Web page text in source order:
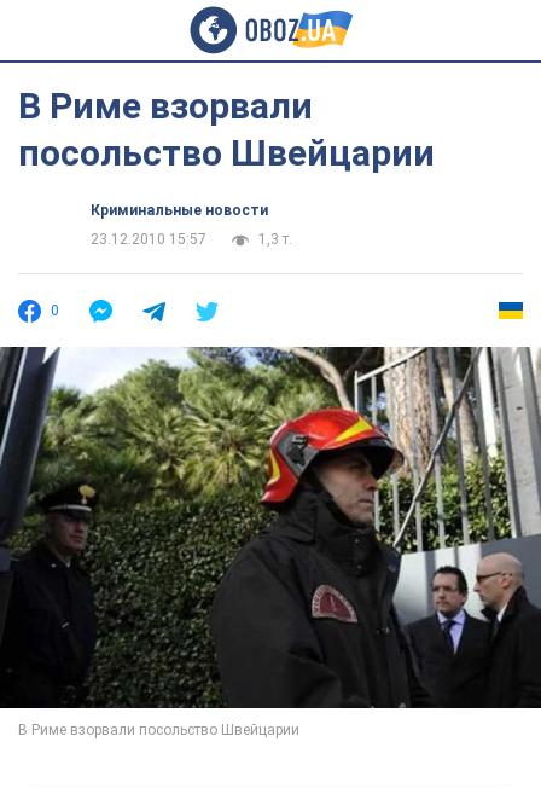
В Риме взорвали
посольство Швейцарии
Криминальные новости
23.12.2010 15:57
1,3 т.
0